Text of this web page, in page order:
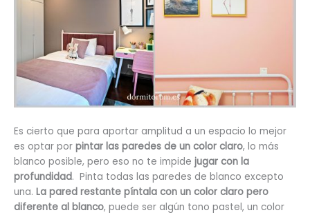
Es cierto que para aportar amplitud a un espacio lo mejor
es optar por pintar las paredes de un color claro, lo más
blanco posible, pero eso no te impide jugar con la
profundidad. Pinta todas las paredes de blanco excepto
una. La pared restante píntala con un color claro pero
diferente al blanco, puede ser algún tono pastel, un color